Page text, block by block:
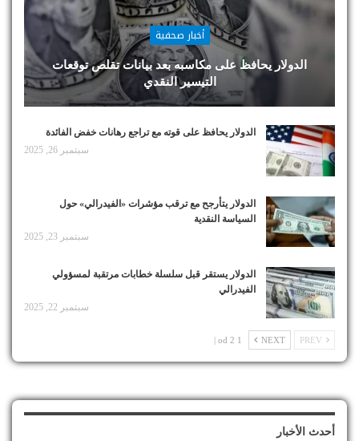
أخبار صحفية
الدولار يحافظ على مكاسبه بعد بيانات تقلص توقعات
التيسير النقدي
الدولار يحافظ على قوته مع تراجع رهانات خفض الفائدة
سبتمبر 26, 2025
الدولار يتأرجح مع ترقب مؤشرات «الفيدرالي» حول
السياسة النقدية
سبتمبر 23, 2025
الدولار يستقر قبل سلسلة خطابات مرتقبة لمسؤولي
الفيدرالي
سبتمبر 22, 2025
NEXT
1 od 2 |
أحدث الأخبار